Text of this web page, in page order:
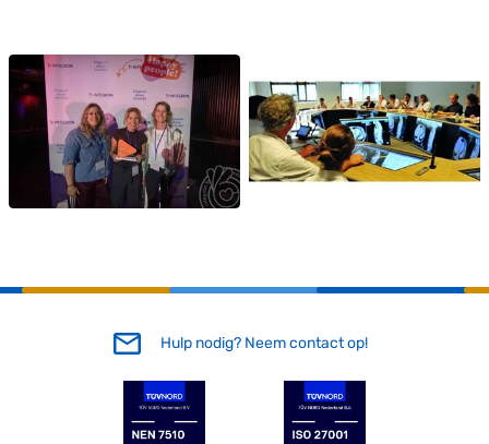
Hulp nodig? Neem contact op!